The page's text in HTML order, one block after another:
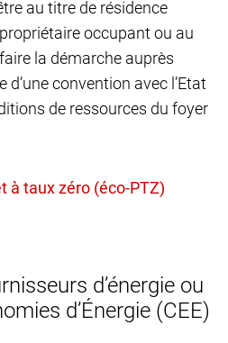
au titre de résidence
occupant ou au
la démarche auprès
d’une convention avec l’Etat
de ressources du foyer
d’énergie ou
d’Énergie (CEE)